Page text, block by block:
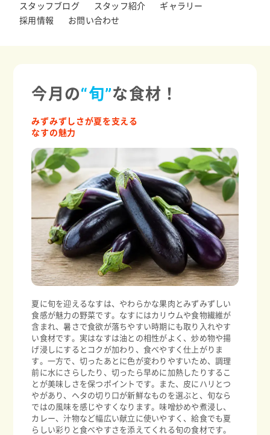
スタッフブログ
スタッフ紹介
ギャラリー
採用情報
お問い合わせ
今月の“旬”な食材！
みずみずしさが夏を支える
なすの魅力
夏に旬を迎えるなすは、やわらかな果肉とみずみずしい
食感が魅力の野菜です。なすにはカリウムや食物繊維が
含まれ、暑さで食欲が落ちやすい時期にも取り入れやす
い食材です。実はなすは油との相性がよく、炒め物や揚
げ浸しにするとコクが加わり、食べやすく仕上がりま
す。一方で、切ったあとに色が変わりやすいため、調理
前に水にさらしたり、切ったら早めに加熱したりするこ
とが美味しさを保つポイントです。また、皮にハリとつ
やがあり、ヘタの切り口が新鮮なものを選ぶと、旬なら
ではの風味を感じやすくなります。味噌炒めや煮浸し、
カレー、汁物など幅広い献立に使いやすく、給食でも夏
らしい彩りと食べやすさを添えてくれる旬の食材です。